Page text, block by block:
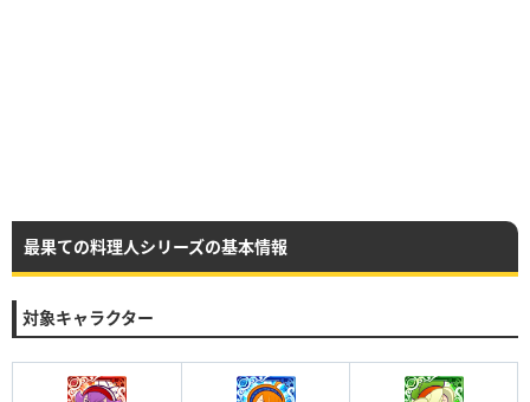
最果ての料理人シリーズの基本情報
対象キャラクター